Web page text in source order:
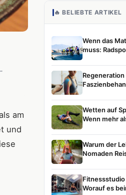
am
und
🔥 BELIEBTE ARTIKEL
Wenn das
muss:
Athleten
Wetten auf
Wenn mehr
Warum der
Nomaden
Worauf es